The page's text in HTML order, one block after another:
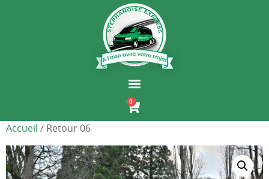
0
Accueil / Retour 06